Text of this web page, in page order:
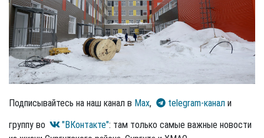
Подписывайтесь на наш канал в Max, telegram-канал и
группу во
"ВКонтакте": там только самые важные новости